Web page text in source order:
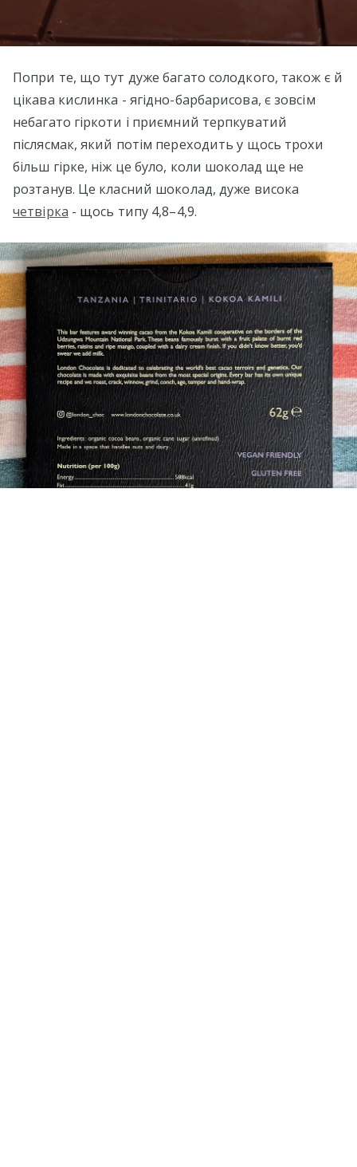
Попри те, що тут дуже багато солодкого, також є й
цікава кислинка - ягідно-барбарисова, є зовсім
небагато гіркоти і приємний терпкуватий
післясмак, який потім переходить у щось трохи
більш гірке, ніж це було, коли шоколад ще не
розтанув. Це класний шоколад, дуже висока
четвірка - щось типу 4,8–4,9.